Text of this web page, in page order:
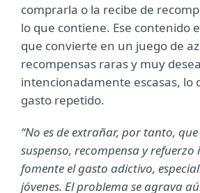
comprarla o la recibe de
lo que contiene. Ese contenido
que convierte en un juego de
recompensas raras y muy
intencionadamente escasas, lo
gasto repetido.
“No es de extrañar, por tanto,
suspenso, recompensa y
fomente el gasto adictivo,
jóvenes. El problema se agrava